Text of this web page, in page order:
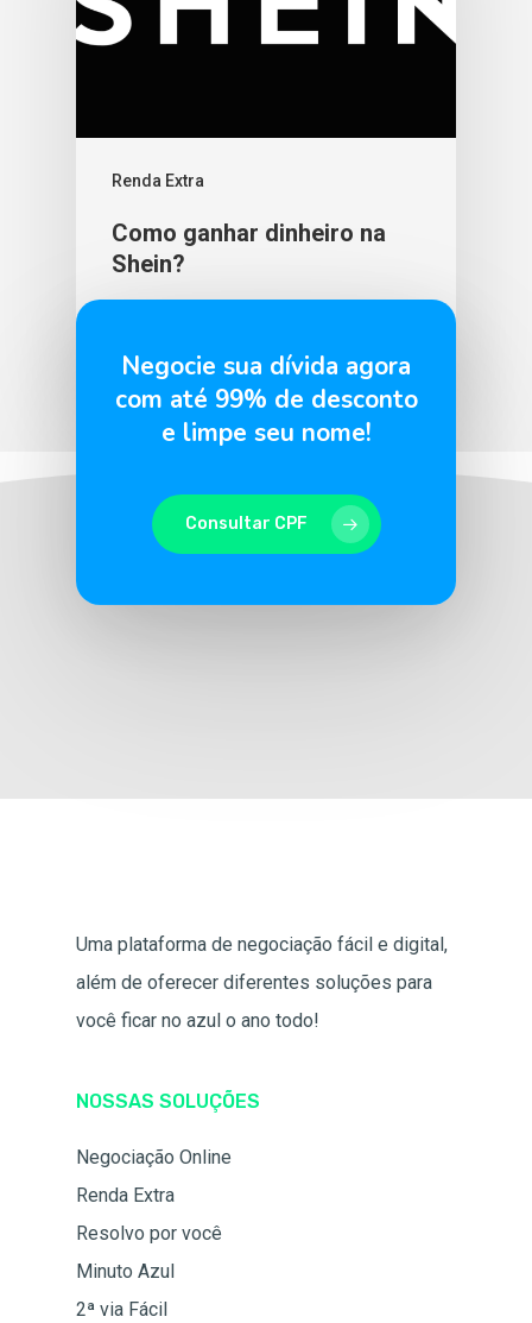
Renda Extra
Como ganhar dinheiro na
Shein?
Negocie sua dívida agora
com até 99% de desconto
e limpe seu nome!
Consultar CPF
Uma plataforma de negociação fácil e digital,
além de oferecer diferentes soluções para
você ficar no azul o ano todo!
NOSSAS SOLUÇÕES
Negociação Online
Renda Extra
Resolvo por você
Minuto Azul
2ª via Fácil